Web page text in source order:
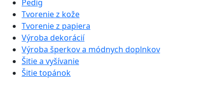
Pedig
Tvorenie z kože
Tvorenie z papiera
Výroba dekorácií
Výroba šperkov a módnych doplnkov
Šitie a vyšívanie
Šitie topánok